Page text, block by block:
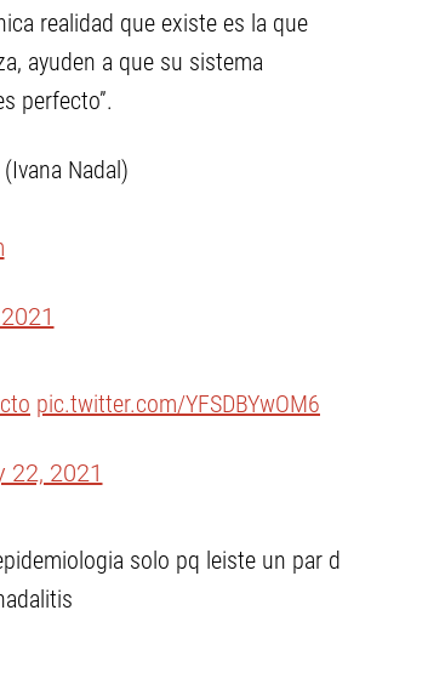
realidad que existe es la que
ayuden a que su sistema
perfecto”.
Nadal)
pic.twitter.com/YFSDBYwOM6
22, 2021
solo pq leiste un par d